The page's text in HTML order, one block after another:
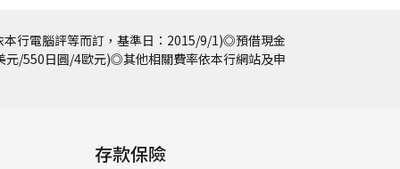
行電腦評等而訂，基準日：2015/9/1)◎預借現金
元/550日圓/4歐元)◎其他相關費率依本行網站及申
存款保險